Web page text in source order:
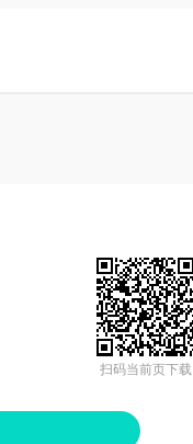
扫码当前页下载